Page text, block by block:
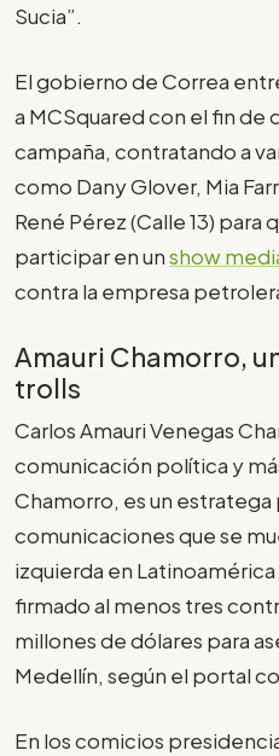
Sucia”.
El gobierno de Correa
a MCSquared con el fin de
campaña, contratando a
como Dany Glover, Mia
René Pérez (Calle 13) para
participar en unshow
contra la empresa
Amauri Chamorro,
trolls
Carlos Amauri Venegas
comunicación política y
Chamorro, es un
comunicaciones que se
izquierda en
firmado al menos tres
millones de dólares para
Medellín, según el portal
En los comicios